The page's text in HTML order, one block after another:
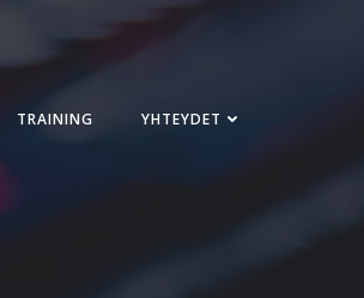
TRAINING YHTEYDET